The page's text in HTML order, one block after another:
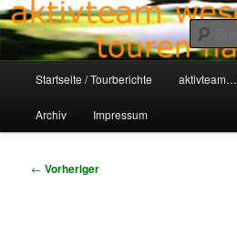
Zum
primären
Inhalt
springenawt-hameln.de
Aktivteam-Weserbergland-Touren-
Startseite / Tourberichte
Archiv Impressum
Beitragsnavigation
← Vorheriger